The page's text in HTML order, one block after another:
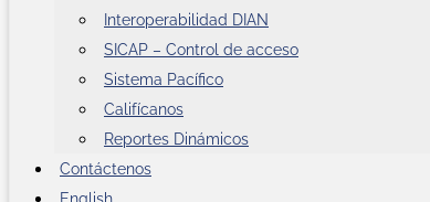
Interoperabilidad DIAN
SICAP – Control de acceso
Sistema Pacífico
Califícanos
Reportes Dinámicos
Contáctenos